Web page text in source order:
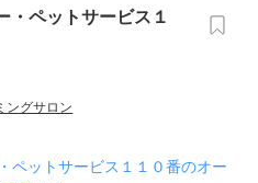
・ペットサービス１
ングサロン
ペットサービス１１０番のオー